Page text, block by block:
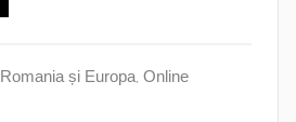
și Europa, Online